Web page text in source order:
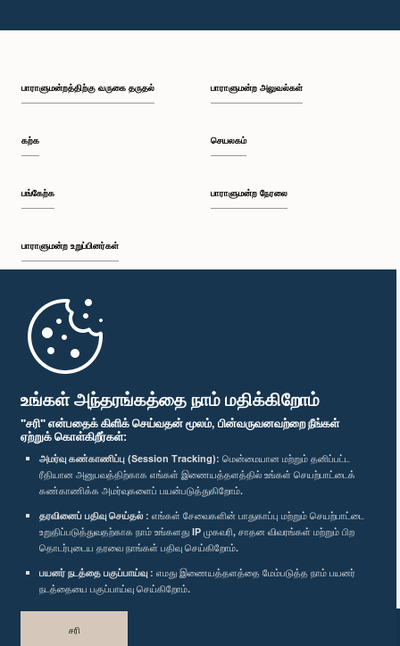
உங்கள் அந்தரங்கத்தை நாம் மதிக்கிறோம்
"சரி" என்பதைக் கிளிக் செய்வதன் மூலம், பின்வருவனவற்றை நீங்கள்
ஏற்றுக் கொள்கிறீர்கள்:
அமர்வு கண்காணிப்பு (Session Tracking): மென்மையான மற்றும் தனிப்பட்ட
ரீதியான அனுபவத்திற்காக எங்கள் இணையத்தளத்தில் உங்கள் செயற்பாட்டைக்
கண்காணிக்க அமர்வுகளைப் பயன்படுத்துகிறோம்.
தரவினைப் பதிவு செய்தல் : எங்கள் சேவைகளின் பாதுகாப்பு மற்றும் செயற்பாட்டை
உறுதிப்படுத்துவதற்காக நாம் உங்களது IP முகவரி, சாதன விவரங்கள் மற்றும் பிற
தொடர்புடைய தரவை நாங்கள் பதிவு செய்கிறோம்.
பயனர் நடத்தை பகுப்பாய்வு : எமது இணையத்தளத்தை மேம்படுத்த நாம் பயனர்
நடத்தையை பகுப்பாய்வு செய்கிறோம்.
சரி
பாராளுமன்றத்திற்கு வருகை தருதல்
கற்க
பங்கேற்க
பாராளுமன்ற உறுப்பினர்கள்
முதற்பக்கம்
பாராளுமன்ற அலுவல்கள்
செயலகம்
பாராளுமன்ற நேரலை
பாராளுமன்ற கையடக்க செயலி
எம்மை பின்தொடர்க :
விருதுகள்
தனியுரிமைக் கொள்கை